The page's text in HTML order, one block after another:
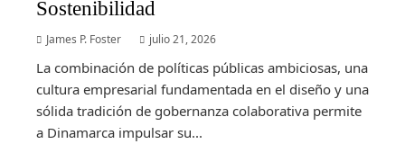
Sostenibilidad
James P. Foster julio 21, 2026
La combinación de políticas públicas ambiciosas, una
cultura empresarial fundamentada en el diseño y una
sólida tradición de gobernanza colaborativa permite
a Dinamarca impulsar su...